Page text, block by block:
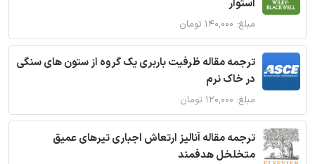
استوار
مبلغ: ۱۴۰,۰۰۰ تومان
ترجمه مقاله ظرفیت باربری یک گروه از ستون های سنگی
در خاک نرم
مبلغ: ۱۲۰,۰۰۰ تومان
ترجمه مقاله آنالیز ارتعاش اجباری تیرهای عمیق
متخلخل هدفمند